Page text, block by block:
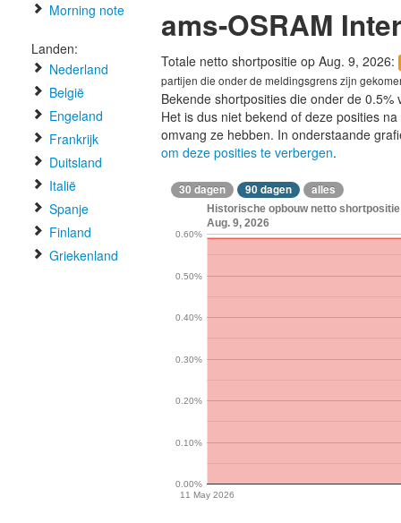
Morning note
Landen:
Nederland
België
Engeland
Frankrijk
Duitsland
Italië
Spanje
Finland
Griekenland
ams-OSRAM
Totale netto shortpositie op Aug. 9, 2026:
partijen die onder de meldingsgrens zijn
Bekende shortposities die onder de
Het is dus niet bekend of deze posities
omvang ze hebben. In onderstaande
om deze posities te verbergen.
30 dagen 90 dagen alles
Historische opbouw netto
Aug. 9, 2026
11 May 2026
0.00%
0.10%
0.20%
0.30%
0.40%
0.50%
0.60%